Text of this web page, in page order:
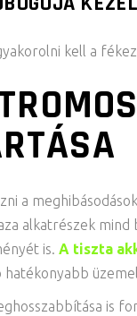
kell a
a
alkatrészek
is. A tiszta
hatékonyabb
is